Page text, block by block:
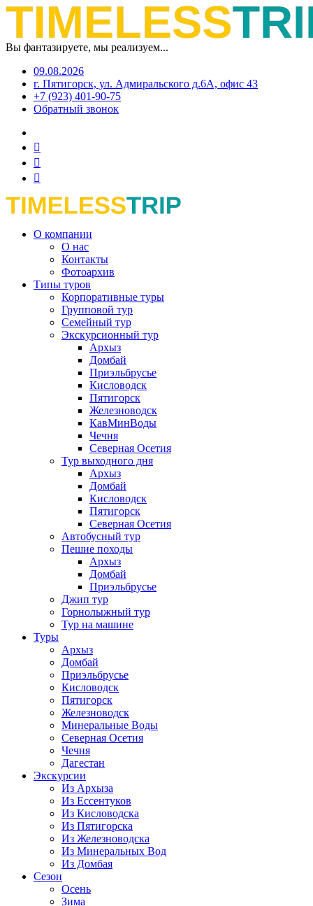
Вы фантазируете, мы реализуем...
09.08.2026
г. Пятигорск, ул. Адмиральского д.6А, офис 43
+7 (923) 401-90-75
Обратный звонок
О компании
О нас
Контакты
Фотоархив
Типы туров
Корпоративные туры
Групповой тур
Семейный тур
Экскурсионный тур
Архыз
Домбай
Приэльбрусье
Кисловодск
Пятигорск
Железноводск
КавМинВоды
Чечня
Северная Осетия
Тур выходного дня
Архыз
Домбай
Кисловодск
Пятигорск
Северная Осетия
Автобусный тур
Пешие походы
Архыз
Домбай
Приэльбрусье
Джип тур
Горнолыжный тур
Тур на машине
Туры
Архыз
Домбай
Приэльбрусье
Кисловодск
Пятигорск
Железноводск
Минеральные Воды
Северная Осетия
Чечня
Дагестан
Экскурсии
Из Архыза
Из Ессентуков
Из Кисловодска
Из Пятигорска
Из Железноводска
Из Минеральных Вод
Из Домбая
Сезон
Осень
Зима